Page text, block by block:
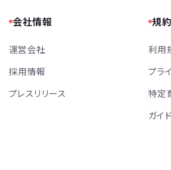
会社情報
運営会社
採用情報
プレスリリース
規約
利用
プラ
特定
ガイ